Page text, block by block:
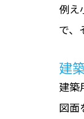
例え
で、
建
建築
図面